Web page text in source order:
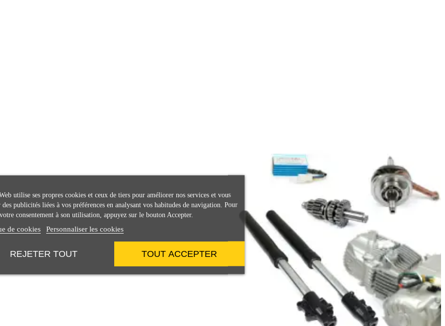
utilise ses propres cookies et ceux de tiers pour améliorer nos services et vous
publicités liées à vos préférences en analysant vos habitudes de navigation. Pour
consentement à son utilisation, appuyez sur le bouton Accepter.
de cookies Personnaliser les cookies
REJETER TOUT TOUT ACCEPTER